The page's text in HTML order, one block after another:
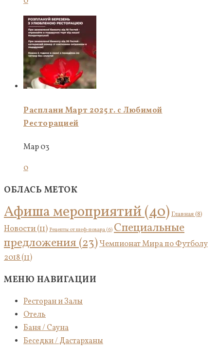
Расплани Март 2025 г. с Любимой
Ресторацией
Мар 03
0
ОБЛАСЬ МЕТОК
Афиша мероприятий(40) Главная(8)
Новости(11) Рецепты от шеф-повара (6) Специальные
предложения(23)Чемпионат Мира по Футболу
2018(11)
МЕНЮ НАВИГАЦИИ
Ресторан и Залы
Отель
Баня / Сауна
Беседки / Дастарханы